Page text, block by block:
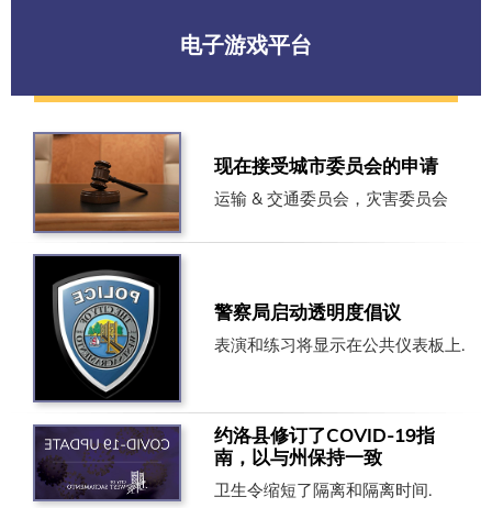
电子游戏平台
现在接受城市委员会的申请
运输 & 交通委员会，灾害委员会
警察局启动透明度倡议
表演和练习将显示在公共仪表板上.
约洛县修订了COVID-19指
南，以与州保持一致
卫生令缩短了隔离和隔离时间.